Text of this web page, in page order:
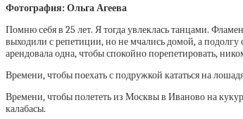
Фотография: Ольга Агеева
Помню себя в 25 лет. Я тогда увлеклась танцами.
выходили с репетиции, но не мчались домой, а
арендовала одна, чтобы спокойно порепетировать,
Времени, чтобы поехать с подружкой кататься на
Времени, чтобы полететь из Москвы в Иваново на
калабасы.